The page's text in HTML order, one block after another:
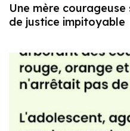
Une mère
de justice impitoyable